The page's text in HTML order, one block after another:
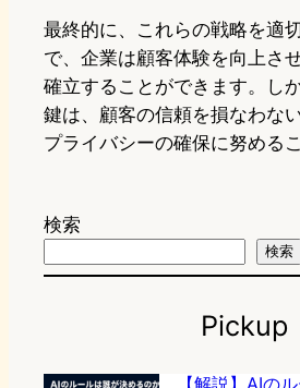
最終的に、これらの戦略を適
で、企業は顧客体験を向上さ
確立することができます。し
鍵は、顧客の信頼を損なわな
プライバシーの確保に努める
検索
検索
Pickup